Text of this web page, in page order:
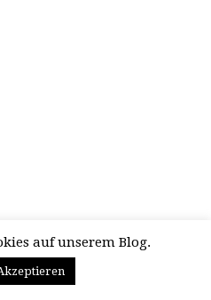
auf unserem Blog.